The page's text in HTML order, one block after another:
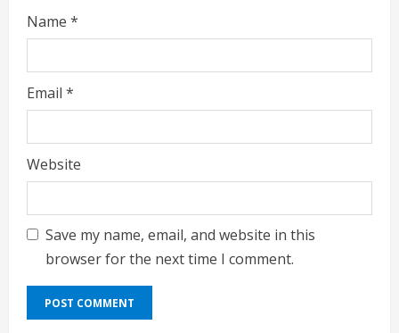
Name *
Email *
Website
Save my name, email, and website in this
browser for the next time I comment.